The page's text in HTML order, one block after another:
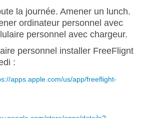
la journée. Amener un lunch.
ordinateur personnel avec
personnel avec chargeur.
personnel installer FreeFlignt
:
apps.apple.com/us/app/freeflight-